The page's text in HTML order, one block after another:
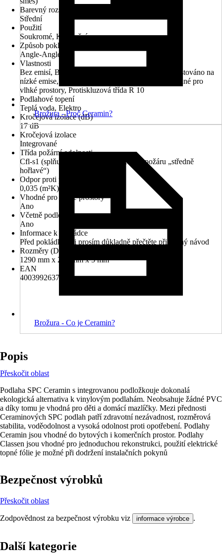
Barevný rozsah
Střední
Použití
Soukromé, Komerční
Způsob pokládky
Angle-Angle
Vlastnosti
Bez emisí, Bez obsahu PVC, Bez změkčovadel, Testováno na
nízké emise, Vhodné pro podlahové vytápění, Vhodné pro
vlhké prostory, Protiskluzová třída R 10
Podlahové topení
Teplá voda, Elektro
Kročejová izolace (dB)
17 dB
Kročejová izolace
Integrované
Třída požární odolnosti
Cfl-s1 (splňuje požadavky na reakci při požáru „středně
hořlavé“)
Odpor proti prostupu tepla
0,035 (m²K)/W
Vhodné pro vlhké prostory
Ano
Včetně podložky
Ano
Informace k pokládce
Před pokládkou si prosím důkladně přečtěte přiložený návod
Rozměry (DxŠxT)
1290 mm x 246 mm x 5 mm
EAN
4003992637991
Brožura - Proč Ceramin?
Brožura - Co je Ceramin?
Popis
Přeskočit oblast
Podlaha SPC Ceramin s integrovanou podložkouje dokonalá
ekologická alternativa k vinylovým podlahám. Neobsahuje žádné PVC
a díky tomu je vhodná pro děti a domácí mazlíčky. Mezi přednosti
Ceraminových SPC podlah patří zdravotní nezávadnost, rozměrová
stabilita, voděodolnost a vysoká odolnost proti opotřebení. Podlahy
Ceramin jsou vhodné do bytových i komerčních prostor. Podlahy
Classen jsou vhodné pro jednoduchou rekonstrukci, použití elektrické
topné fólie je možné při dodržení instalačních pokynů
Bezpečnost výrobků
Přeskočit oblast
Zodpovědnost za bezpečnost výrobku viz informace výrobce .
Další kategorie